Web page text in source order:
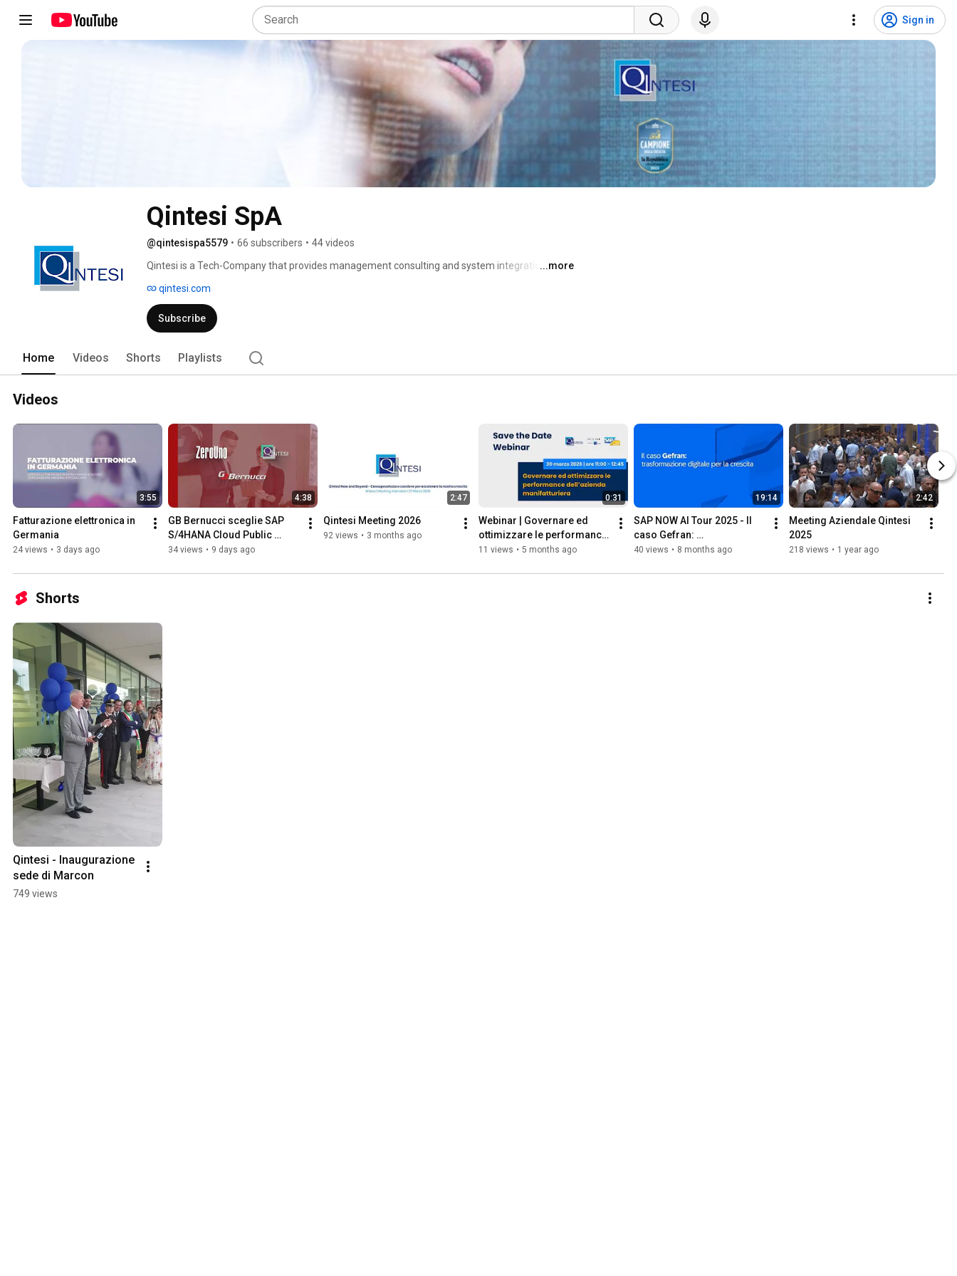
Sign in
Qintesi SpA
@qintesispa5579 • 66 subscribers • 44 videos
Qintesi is a Tech-Company that provides management consulting and system integration ...more
qintesi.com
Subscribe
Home Videos Shorts Playlists
Videos
3:55
Fatturazione elettronica in
Germania
24 views • 3 days ago
4:38
GB Bernucci sceglie SAP
S/4HANA Cloud Public
Edition per rimanere al
34 views • 9 days ago
2:47
Qintesi Meeting 2026
92 views • 3 months ago
0:31
Webinar | Governare ed
ottimizzare le performance
dell’azienda manifatturiera
11 views • 5 months ago
19:14
SAP NOW AI Tour 2025 - Il
caso Gefran:
Trasformazione digitale per
40 views • 8 months ago
2:42
Meeting Aziendale Qintesi
2025
218 views • 1 year ago
Shorts
Qintesi - Inaugurazione
sede di Marcon
749 views